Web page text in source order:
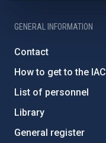
GENERAL INFORMATION
Contact
How to get to the IAC
List of personnel
Library
General register